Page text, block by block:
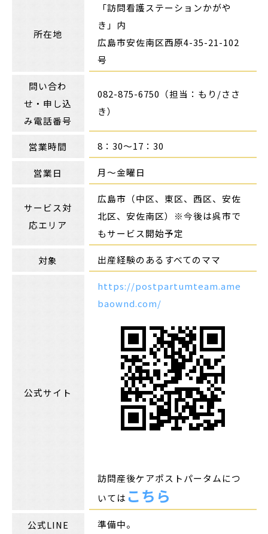
所在地
「訪問看護ステーションかがや
き」内
広島市安佐南区西原4-35-21-102
号
問い合わ
せ・申し込
み電話番号
082-875-6750（担当：もり/ささ
き）
営業時間 8：30〜17：30
営業日 月〜金曜日
サービス対
応エリア
広島市（中区、東区、西区、安佐
北区、安佐南区）※今後は呉市で
もサービス開始予定
対象 出産経験のあるすべてのママ
公式サイト
https://postpartumteam.ame
baownd.com/
訪問産後ケアポストパータムにつ
いては こちら
公式LINE 準備中。